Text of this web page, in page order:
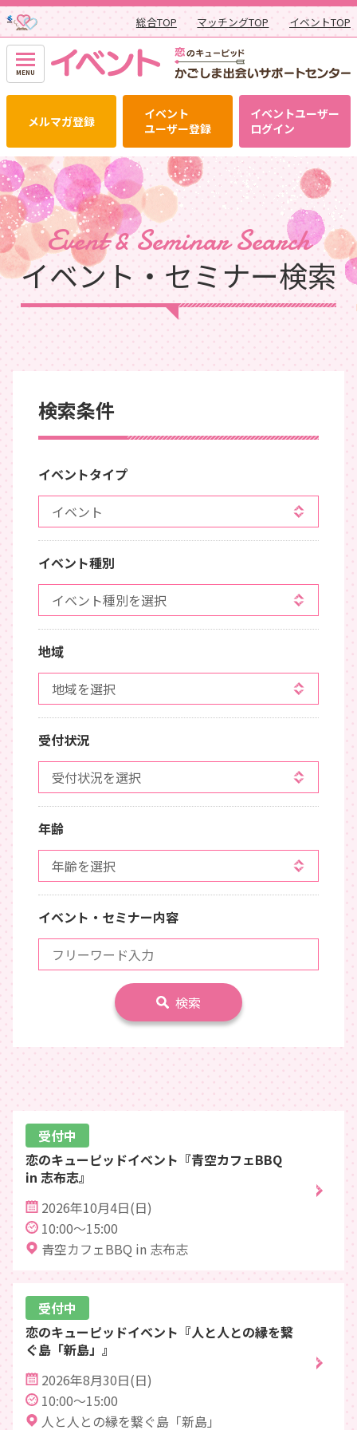
総合TOP マッチングTOP イベントTOP
メルマガ登録
イベント
ユーザー登録
イベントユーザー
ログイン
Event & Seminar Search
イベント‧セミナー検索
検索条件
イベントタイプ
イベント種別
地域
受付状況
年齢
イベント・セミナー内容
検索
受付中
恋のキューピッドイベント『青空カフェBBQ
in 志布志』
2026年10月4日(日)
10:00～15:00
青空カフェBBQ in 志布志
受付中
恋のキューピッドイベント『人と人との縁を繋
ぐ島「新島」』
2026年8月30日(日)
10:00～15:00
人と人との縁を繋ぐ島「新島」